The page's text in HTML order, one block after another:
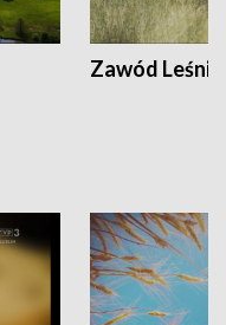
Zawód Leśnik